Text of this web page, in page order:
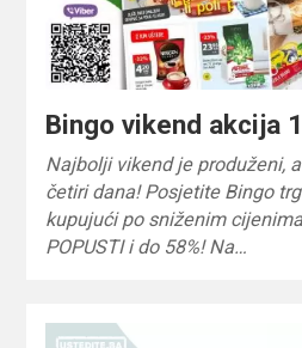
Bingo vikend akcija
Najbolji vikend je produženi,
četiri dana! Posjetite Bingo
kupujući po sniženim
POPUSTI i do 58%! Na…